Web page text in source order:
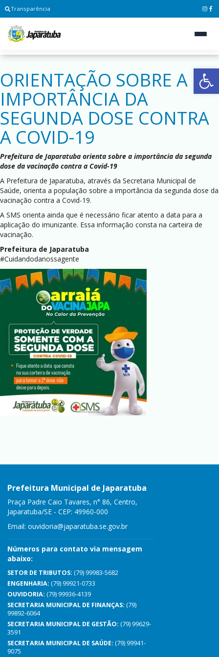
Transparência
ORIENTAÇÃO SOBRE A
IMPORTÂNCIA DA
SEGUNDA DOSE CONTRA
A COVID-19
Prefeitura de Japaratuba orienta sobre a importância da segunda
dose da vacinação contra a Covid-19
A Prefeitura de Japaratuba, através da Secretaria Municipal de
Saúde, orienta a população sobre a importância da segunda dose da
vacinação contra a Covid-19.
A SMS orienta ainda que é necessário ficar atento a data para a
aplicação do imunizante. Essa informação consta na carteira de
vacinação.
Prefeitura de Japaratuba
#Cuidandodanossagente
Prefeitura Municipal de Japaratuba
Praça Padre Caio Tavares, n° 86, Centro,
Japaratuba/SE - CEP: 49960-000
Email: ouvidoria@japaratuba.se.gov.br
Números para contato via mensagem
abaixo:
SETOR DE TRIBUTOS: (79) 99983-5682
ENGENHARIA: (79) 99921-0733
OUVIDORIA: (79) 99936-4139
SECRETARIA MUNICIPAL DE FINANÇAS: (79)
99892-6064
SECRETARIA MUNICIPAL DE GESTÃO: (79) 99629-
3591
SECRETARIA MUNICIPAL DE SAÚDE: (79) 99941-
9075